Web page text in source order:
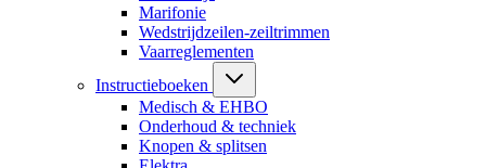
Marifonie
Wedstrijdzeilen-zeiltrimmen
Vaarreglementen
Instructieboeken
Medisch & EHBO
Onderhoud & techniek
Knopen & splitsen